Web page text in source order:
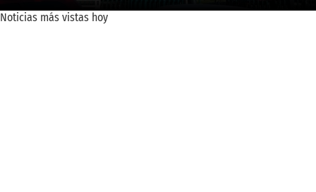
Noticias más vistas hoy